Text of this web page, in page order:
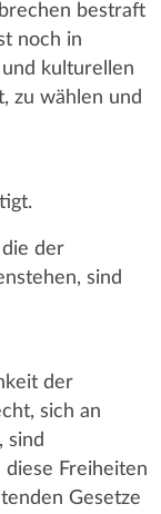
bestraft
noch in
kulturellen
zu wählen und
die der
sind
der
sich an
sind
diese Freiheiten
Gesetze